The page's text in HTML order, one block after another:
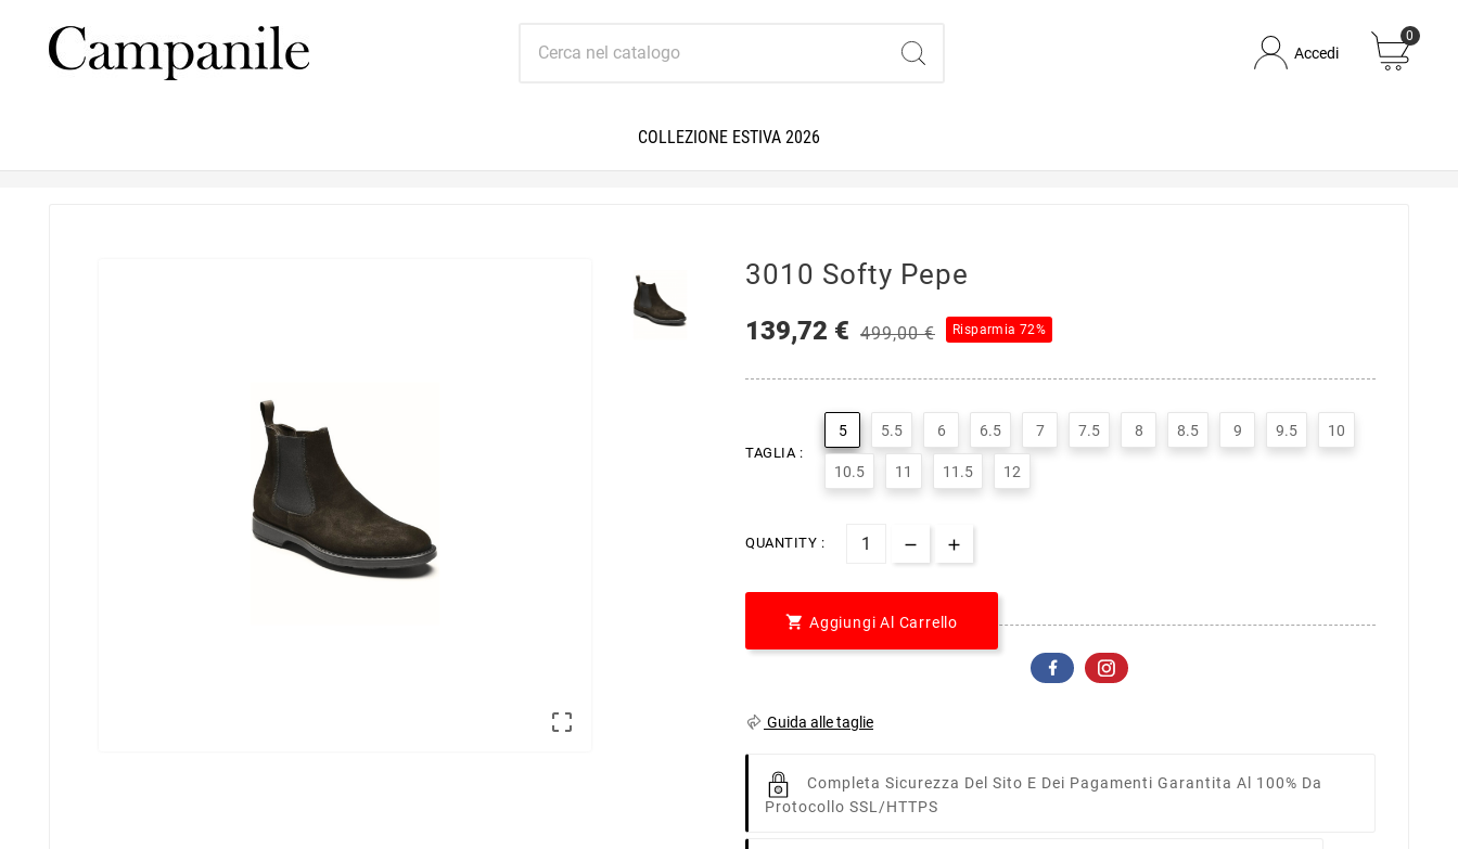
Accedi
0
COLLEZIONE ESTIVA 2026

3010 Softy Pepe
139,72 € 499,00 € Risparmia 72%
TAGLIA :
5 5.5 6 6.5 7 7.5 8 8.5 9 9.5 10
10.5 11 11.5 12
QUANTITY :
 Aggiungi Al Carrello
Guida alle taglie
Completa Sicurezza Del Sito E Dei Pagamenti Garantita Al 100% Da
Protocollo SSL/HTTPS